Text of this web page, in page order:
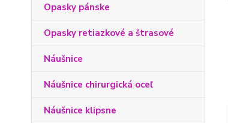
Opasky pánske
Opasky retiazkové a štrasové
Náušnice
Náušnice chirurgická oceľ
Náušnice klipsne